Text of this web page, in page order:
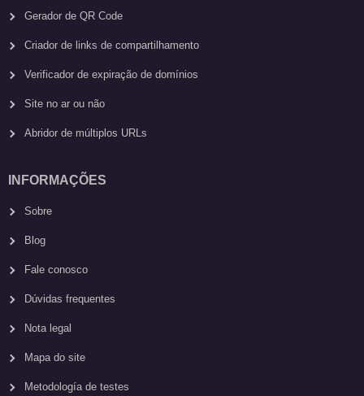
Gerador de QR Code
Criador de links de compartilhamento
Verificador de expiração de domínios
Site no ar ou não
Abridor de múltiplos URLs
INFORMAÇÕES
Sobre
Blog
Fale conosco
Dúvidas frequentes
Nota legal
Mapa do site
Metodología de testes